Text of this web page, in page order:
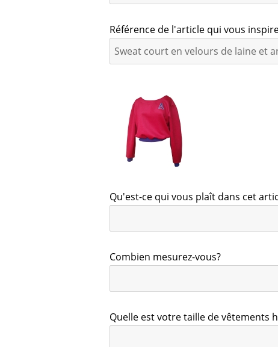
Référence de l'article qui vous
Qu'est-ce qui vous plaît dans cet
Combien mesurez-vous?
Quelle est votre taille de vêtements